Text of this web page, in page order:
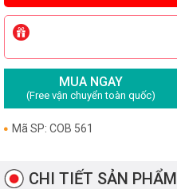
MUA NGAY
(Free vận chuyển toàn quốc)
Mã SP: COB 561
CHI TIẾT SẢN PHẨM